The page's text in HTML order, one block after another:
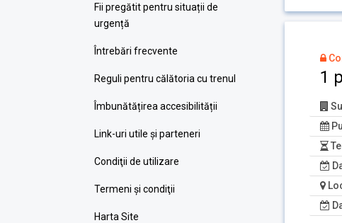
Fii pregătit pentru situații de
urgență
Întrebări frecvente
Reguli pentru călătoria cu trenul
Îmbunătățirea accesibilității
Link-uri utile şi parteneri
Condiţii de utilizare
Termeni şi condiţii
Harta Site
1